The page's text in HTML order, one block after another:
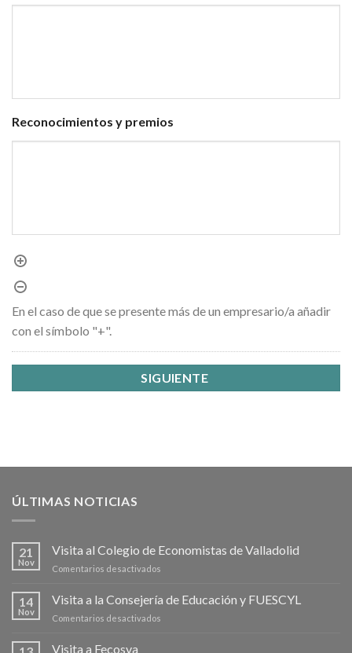
Reconocimientos y premios
En el caso de que se presente más de un empresario/a añadir
con el símbolo "+".
ÚLTIMAS NOTICIAS
21
Nov
Visita al Colegio de Economistas de Valladolid
Comentarios desactivados
Colegio
14
Nov
Visita a la Consejería de Educación y FUESCYL
Comentarios desactivados
Visita a Fecosva